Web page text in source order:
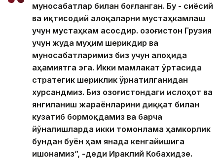
муносабатлар билан боғланган. Бу - сиёсий
ва иқтисодий алоқаларни мустаҳкамлаш
учун мустаҳкам асосдир. Қозоғистон Грузия
учун жуда муҳим шерикдир ва
муносабатларимиз биз учун алоҳида
аҳамиятга эга. Икки мамлакат ўртасида
стратегик шериклик ўрнатилганидан
хурсандмиз. Биз Қозоғистондаги ислоҳот ва
янгиланиш жараёнларини диққат билан
кузатиб бормоқдамиз ва барча
йўналишларда икки томонлама ҳамкорлик
бундан буён ҳам янада кенгайишига
ишонамиз”, -деди Ираклий Кобахидзе.